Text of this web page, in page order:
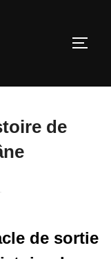
de
de sortie